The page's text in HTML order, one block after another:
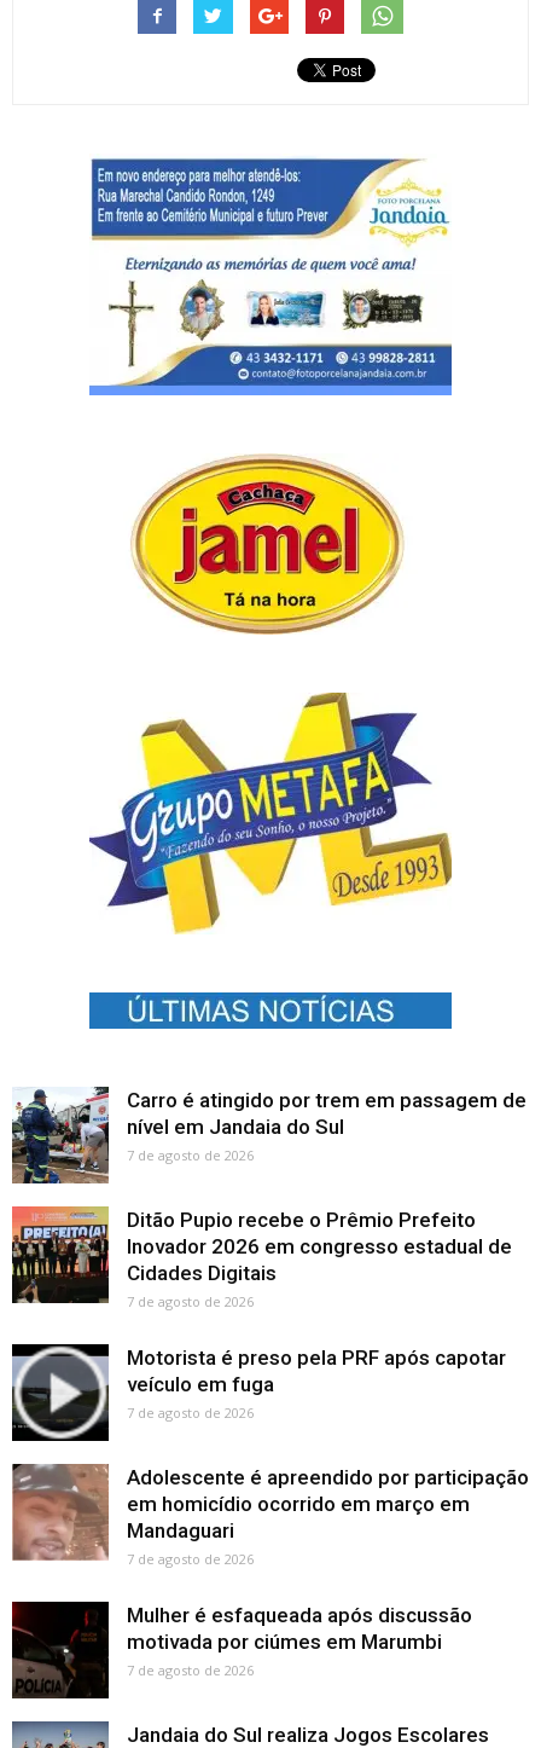
Carro é atingido por trem em passagem de
nível em Jandaia do Sul
7 de agosto de 2026
Ditão Pupio recebe o Prêmio Prefeito
Inovador 2026 em congresso estadual de
Cidades Digitais
7 de agosto de 2026
Motorista é preso pela PRF após capotar
veículo em fuga
7 de agosto de 2026
Adolescente é apreendido por participação
em homicídio ocorrido em março em
Mandaguari
7 de agosto de 2026
Mulher é esfaqueada após discussão
motivada por ciúmes em Marumbi
7 de agosto de 2026
Jandaia do Sul realiza Jogos Escolares